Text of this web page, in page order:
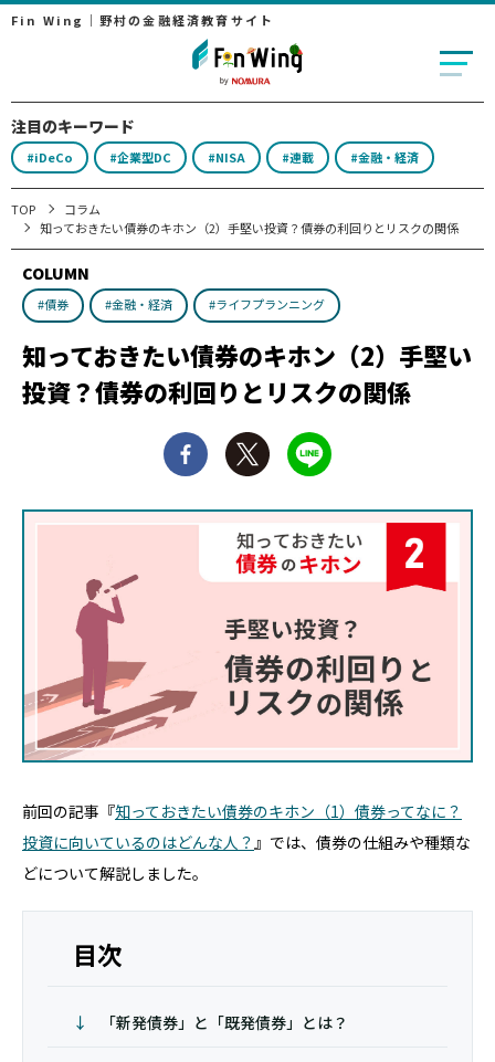
Fin Wing｜野村の金融経済教育サイト
注目のキーワード
#iDeCo #企業型DC #NISA #連載 #金融・経済
TOP
コラム
知っておきたい債券のキホン（2）手堅い投資？債券の利回りとリスクの関係
COLUMN
#債券 #金融・経済 #ライフプランニング
知っておきたい債券のキホン（2）手堅い
投資？債券の利回りとリスクの関係
前回の記事『知っておきたい債券のキホン（1）債券ってなに？
投資に向いているのはどんな人？』では、債券の仕組みや種類な
どについて解説しました。
「新発債券」と「既発債券」とは？